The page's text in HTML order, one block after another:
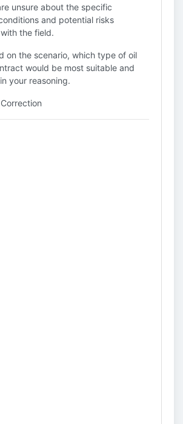
unsure about the specific
and potential risks
the field.
on the scenario, which type of oil
would be most suitable and
your reasoning.